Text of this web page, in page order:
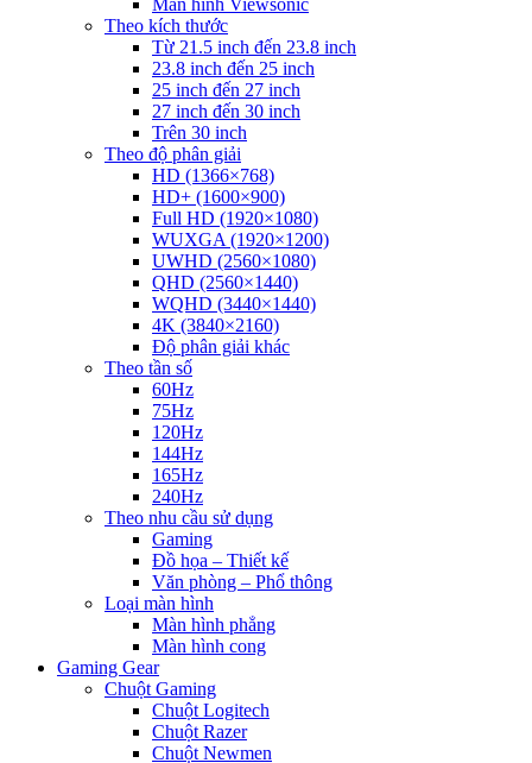
Màn hình Viewsonic
Theo kích thước
Từ 21.5 inch đến 23.8 inch
23.8 inch đến 25 inch
25 inch đến 27 inch
27 inch đến 30 inch
Trên 30 inch
Theo độ phân giải
HD (1366×768)
HD+ (1600×900)
Full HD (1920×1080)
WUXGA (1920×1200)
UWHD (2560×1080)
QHD (2560×1440)
WQHD (3440×1440)
4K (3840×2160)
Độ phân giải khác
Theo tần số
60Hz
75Hz
120Hz
144Hz
165Hz
240Hz
Theo nhu cầu sử dụng
Gaming
Đồ họa – Thiết kế
Văn phòng – Phổ thông
Loại màn hình
Màn hình phẳng
Màn hình cong
Gaming Gear
Chuột Gaming
Chuột Logitech
Chuột Razer
Chuột Newmen